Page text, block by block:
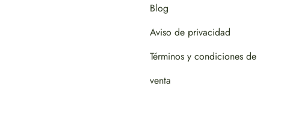
Blog
Aviso de privacidad
Términos y condiciones de
venta